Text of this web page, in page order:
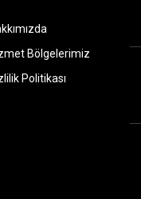
Bölgelerimiz
Politikası